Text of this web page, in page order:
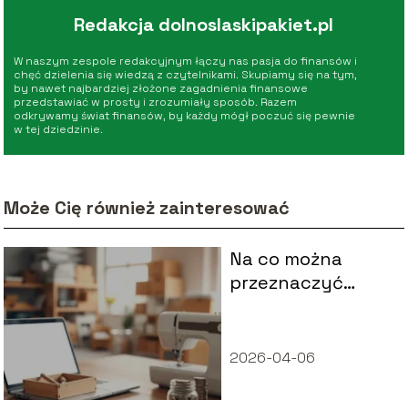
Redakcja dolnoslaskipakiet.pl
W naszym zespole redakcyjnym łączy nas pasja do finansów i
chęć dzielenia się wiedzą z czytelnikami. Skupiamy się na tym,
by nawet najbardziej złożone zagadnienia finansowe
przedstawiać w prosty i zrozumiały sposób. Razem
odkrywamy świat finansów, by każdy mógł poczuć się pewnie
w tej dziedzinie.
Może Cię również zainteresować
Na co można
przeznaczyć
2026-04-06